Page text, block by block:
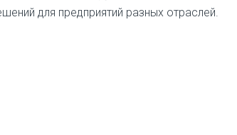
для предприятий разных отраслей.